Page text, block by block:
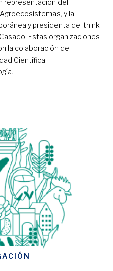
y la
y presidenta del think
Estas organizaciones
la colaboración de
Científica